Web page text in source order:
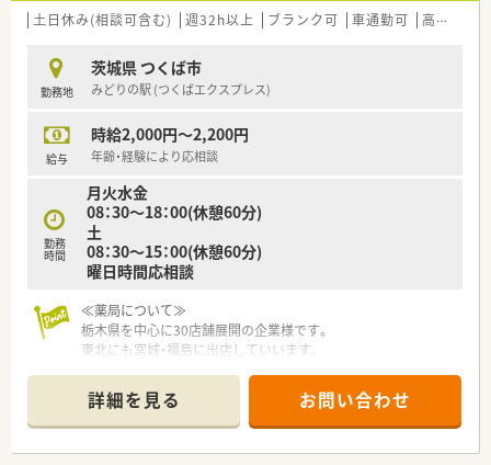
践できる、ホスピタリティ精神に溢れた方を理想の人物像として
■失敗を恐れずに新しいことへ挑戦する意欲をお持ちであれば、
40代までの中堅層の方でも存分に力を発揮できる開かれた環境
です。
【法人特徴について】
■栃木県を中心に北関東や東北エリアで約40店舗の調剤薬局を
ます。
■「健康と美」をコンセプトに掲げ、皮膚科医監修のメディカル
エステサロンを併設するなど、従来の薬局の枠を超えた運営が特
徴です。
■平均年齢が20代後半と非常に若く活気に満ちており、風通し
る法人です。
【求人情報について】
■正社員として年収450万円から600万円の間で提示が可能であ
り、これまでのご経験や年齢を十分に考慮して給与額を決定しま
す。
■昇給は年1回、賞与は年2回の支給実績があり、安定した収入を
得ながら長期的にキャリアを形成したい薬剤師の方に最適で
土日休み(相談可含む) 週32h以上 ブランク可 車通勤可 高時給(2,500円以上)
勤務地
茨城県 つくば市
みどりの駅 (つくばエクスプレス)
給与
時給2,000円～2,200円
年齢・経験により応相談
勤務
時間
月火水金
08：30～18：00(休憩60分)
土
08：30～15：00(休憩60分)
曜日時間応相談
≪薬局について≫
栃木県を中心に30店舗展開の企業様です。
東北にも宮城・福島に出店していいます。
詳細を見る お問い合わせ